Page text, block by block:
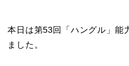
本日は第53回「ハングル」能
ました。